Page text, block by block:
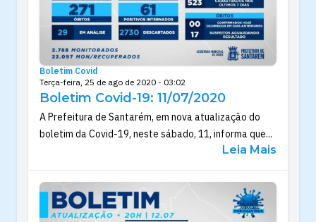
Boletim Covid
Terça-feira, 25 de ago de 2020 - 03:02
Boletim Covid-19: 11/07/2020
A Prefeitura de Santarém, em nova atualização do
boletim da Covid-19, neste sábado, 11, informa que...
Leia Mais